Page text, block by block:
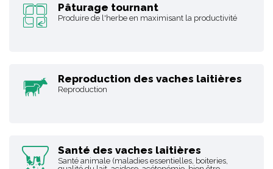
Pâturage tournant
Produire de l'herbe en maximisant la productivité
Reproduction des vaches laitières
Reproduction
Santé des vaches laitières
Santé animale (maladies essentielles, boiteries,